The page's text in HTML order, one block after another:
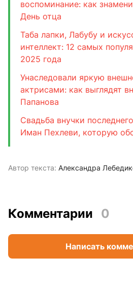
воспоминание: как
День отца
Таба лапки, Лабубу и
интеллект: 12 самых
2025 года
Унаследовали яркую
актрисами: как выглядят
Папанова
Свадьба внучки
Иман Пехлеви, которую
Автор текста: Александра
Комментарии 0
Написать